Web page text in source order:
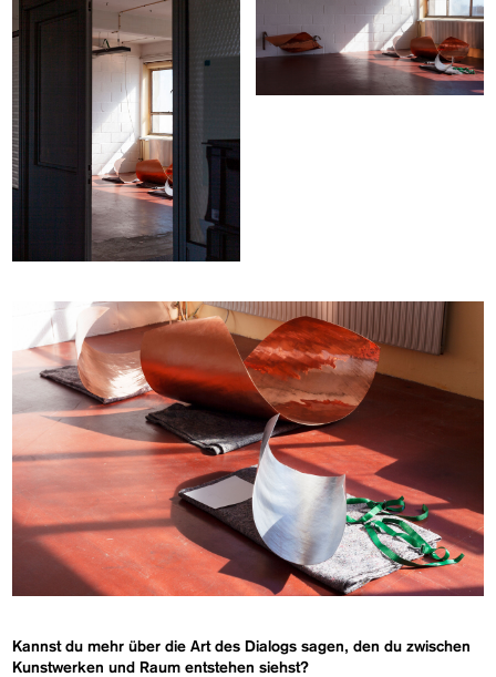
Kannst du mehr über die Art des Dialogs sagen, den du zwischen
Kunstwerken und Raum entstehen siehst?